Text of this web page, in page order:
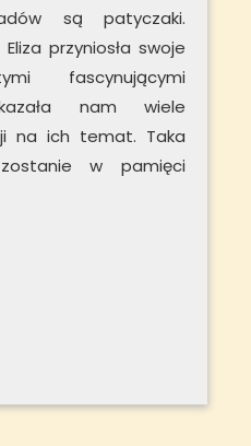
są patyczaki.
przyniosła swoje
fascynującymi
nam wiele
na ich temat. Taka
w pamięci